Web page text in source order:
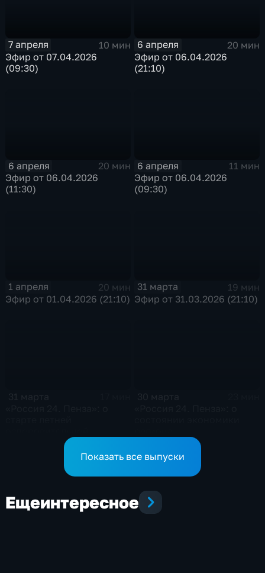
7 апреля
10 мин
Эфир от 07.04.2026
(09:30)
6 апреля
20 мин
Эфир от 06.04.2026
(21:10)
6 апреля
20 мин
Эфир от 06.04.2026
(11:30)
6 апреля
11 мин
Эфир от 06.04.2026
(09:30)
1 апреля
20 мин
Эфир от 01.04.2026 (21:10)
31 марта
19 мин
Эфир от 31.03.2026 (21:10)
Показать все выпуски
Ещеинтересное